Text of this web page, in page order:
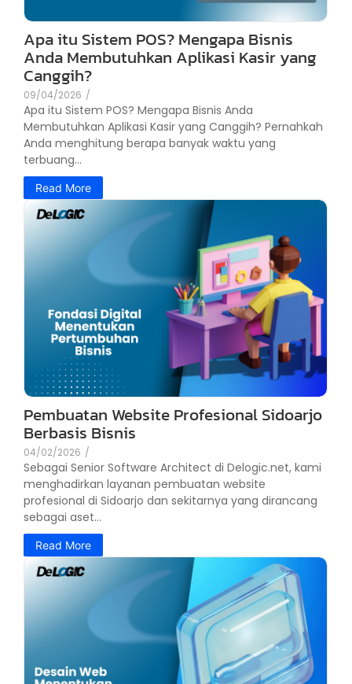
Apa itu Sistem POS? Mengapa Bisnis
Anda Membutuhkan Aplikasi Kasir yang
Canggih?
09/04/2026 /
Apa itu Sistem POS? Mengapa Bisnis Anda
Membutuhkan Aplikasi Kasir yang Canggih? Pernahkah
Anda menghitung berapa banyak waktu yang
terbuang...
Read More
Pembuatan Website Profesional Sidoarjo
Berbasis Bisnis
04/02/2026 /
Sebagai Senior Software Architect di Delogic.net, kami
menghadirkan layanan pembuatan website
profesional di Sidoarjo dan sekitarnya yang dirancang
sebagai aset...
Read More